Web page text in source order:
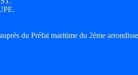
du Préfat maritime du 2ème